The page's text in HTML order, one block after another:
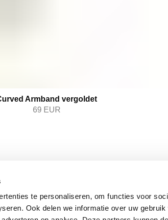
te personaliseren, om functies voor
Ook delen we informatie over uw gebruik
Armband vergoldet
69 EUR
Facebook
Instagram
Stay
latest
matter.